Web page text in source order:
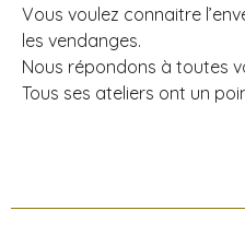
Vous voulez connaitre
les vendanges.
Nous répondons à toutes
Tous ses ateliers ont un